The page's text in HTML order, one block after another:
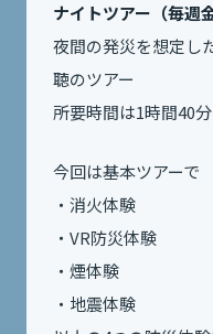
ナイトツアー（毎週
夜間の発災を想定し
聴のツアー
所要時間は1時間40分
今回は基本ツアーで
・消火体験
・VR防災体験
・煙体験
・地震体験